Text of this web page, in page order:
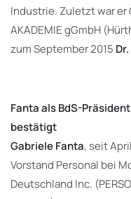
Industrie. Zuletzt war er
AKADEMIE gGmbH
zum September 2015
Fanta als BdS-
bestätigt
Gabriele Fanta, seit
Vorstand Personal bei
Deutschland Inc.